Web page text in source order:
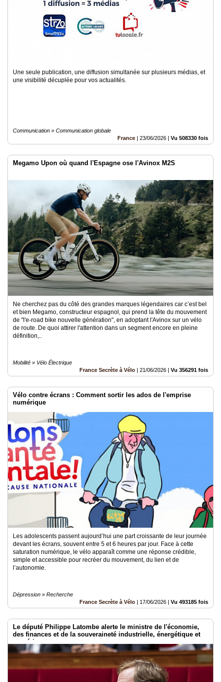
Une seule publication, une diffusion simultanée sur plusieurs médias, et
une visibilité décuplée pour vos actualités.
Communication » Communication globale
France | 23/06/2026 | Vu 508330 fois
Megamo Upon où quand l'Espagne ose l'Avinox M2S
Ne cherchez pas du côté des grandes marques légendaires car c’est bel
et bien Megamo, constructeur espagnol, qui prend la tête du mouvement
de "l'e-road bike nouvelle génération", en adoptant l'Avinox sur un vélo
de route. De quoi attirer l'attention dans un segment encore en pleine
définition,..
Mobilité » Vélo Électrique
France Secrète à Vélo | 21/06/2026 | Vu 356291 fois
Vélo contre écrans : Comment sortir les ados de l'emprise
numérique
Les adolescents passent aujourd’hui une part croissante de leur journée
devant les écrans, souvent entre 5 et 6 heures par jour. Face à cette
saturation numérique, le vélo apparaît comme une réponse crédible,
simple et accessible pour recréer du mouvement, du lien et de
l’autonomie.
Dépression » Recherche
France Secrète à Vélo | 17/06/2026 | Vu 493185 fois
Le député Philippe Latombe alerte le ministre de l'économie,
des finances et de la souveraineté industrielle, énergétique et
numérique